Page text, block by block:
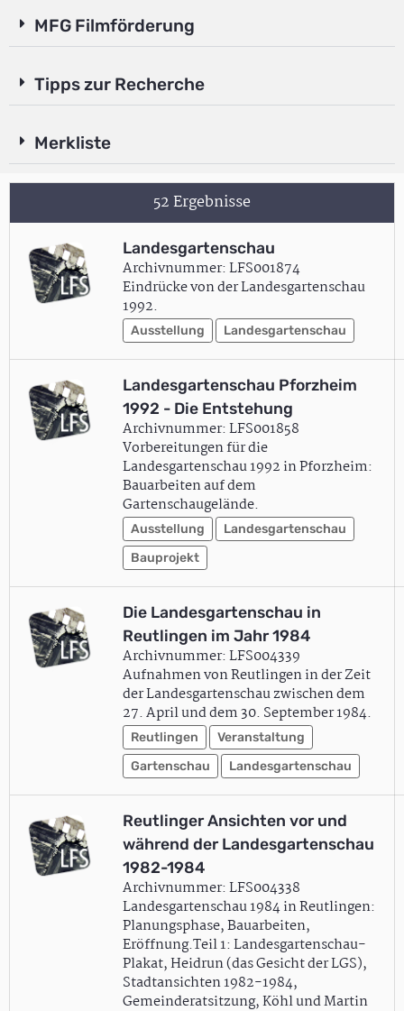
MFG Filmförderung
Tipps zur Recherche
Merkliste
52 Ergebnisse
Landesgartenschau
Archivnummer: LFS001874
Eindrücke von der Landesgartenschau
1992.
Ausstellung Landesgartenschau
Landesgartenschau Pforzheim
1992 - Die Entstehung
Archivnummer: LFS001858
Vorbereitungen für die
Landesgartenschau 1992 in Pforzheim:
Bauarbeiten auf dem
Gartenschaugelände.
Ausstellung
Landesgartenschau
Bauprojekt
Die Landesgartenschau in
Reutlingen im Jahr 1984
Archivnummer: LFS004339
Aufnahmen von Reutlingen in der Zeit
der Landesgartenschau zwischen dem
27. April und dem 30. September 1984.
Reutlingen
Veranstaltung
Gartenschau
Landesgartenschau
Reutlinger Ansichten vor und
während der Landesgartenschau
1982-1984
Archivnummer: LFS004338
Landesgartenschau 1984 in Reutlingen:
Planungsphase, Bauarbeiten,
Eröffnung.Teil 1: Landesgartenschau-
Plakat, Heidrun (das Gesicht der LGS),
Stadtansichten 1982-1984,
Gemeinderatsitzung, Köhl und Martin